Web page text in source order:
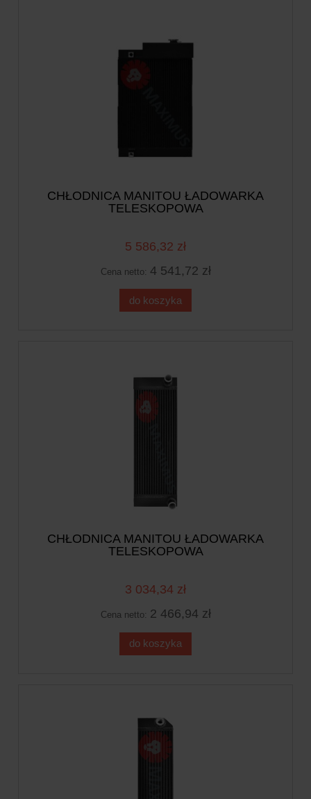
CHŁODNICA MANITOU ŁADOWARKA
TELESKOPOWA
5 586,32 zł
Cena netto: 4 541,72 zł
do koszyka
CHŁODNICA MANITOU ŁADOWARKA
TELESKOPOWA
3 034,34 zł
Cena netto: 2 466,94 zł
do koszyka